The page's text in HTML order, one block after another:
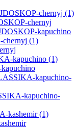
chernyj (1)
chernyj
kapuchino
(1)
kapuchino (1)
kapuchino-
kapuchino-
kashemir (1)